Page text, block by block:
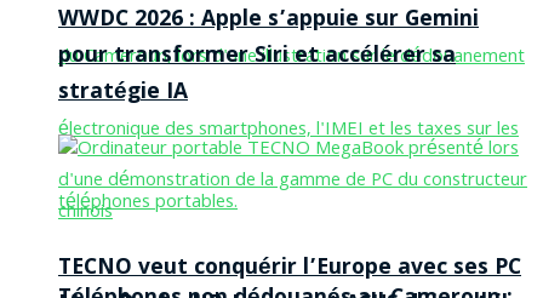
WWDC 2026 : Apple s’appuie sur Gemini
pour transformer Siri et accélérer sa
stratégie IA
TECNO veut conquérir l’Europe avec ses PC